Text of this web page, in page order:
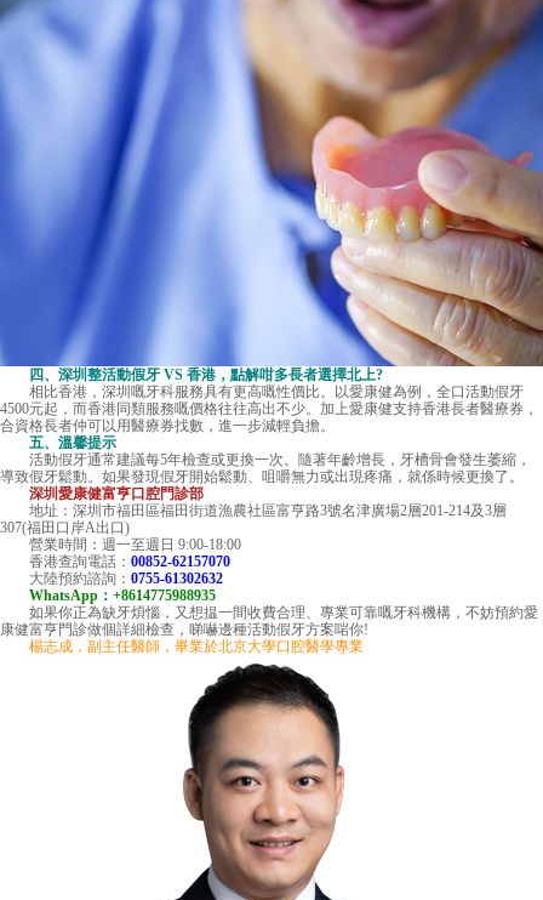
四、深圳整活動假牙 VS 香港，點解咁多長者選擇北上?
相比香港，深圳嘅牙科服務具有更高嘅性價比。以愛康健為例，全口活動假牙
4500元起，而香港同類服務嘅價格往往高出不少。加上愛康健支持香港長者醫療券，
合資格長者仲可以用醫療券找數，進一步減輕負擔。
五、溫馨提示
活動假牙通常建議每5年檢查或更換一次。隨著年齡增長，牙槽骨會發生萎縮，
導致假牙鬆動。如果發現假牙開始鬆動、咀嚼無力或出現疼痛，就係時候更換了。
深圳愛康健富亨口腔門診部
地址：深圳市福田區福田街道漁農社區富亨路3號名津廣場2層201-214及3層
307(福田口岸A出口)
營業時間：週一至週日 9:00-18:00
香港查詢電話： 00852-62157070
大陸預約諮詢： 0755-61302632
WhatsApp：+8614775988935
如果你正為缺牙煩惱，又想揾一間收費合理、專業可靠嘅牙科機構，不妨預約愛
康健富亨門診做個詳細檢查，睇嚇邊種活動假牙方案啱你!
楊志成，副主任醫師，畢業於北京大學口腔醫學專業